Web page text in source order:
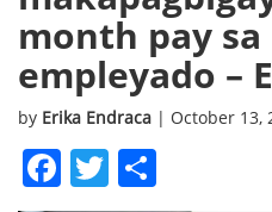
month pay
empleyado –
by Erika Endraca | October 13,
Facebook
Twitter